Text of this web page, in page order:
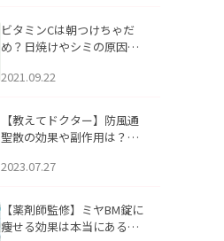
ビタミンCは朝つけちゃだ
め？日焼けやシミの原因に
2021.09.22
【教えてドクター】防風通
聖散の効果や副作用は？長
2023.07.27
【薬剤師監修】ミヤBM錠に
痩せる効果は本当にある